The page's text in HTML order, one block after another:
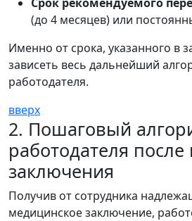
(до 4 месяцев) или
Именно от срока, указанного в
зависеть весь дальнейший
работодателя.
вверх
2. Пошаговый
работодателя
заключения
Получив от сотрудника
медицинское заключение,